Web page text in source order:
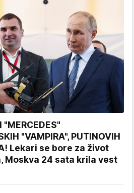
"MERCEDES"
"VAMPIRA", PUTINOVIH
Lekari se bore za život
Moskva 24 sata krila vest